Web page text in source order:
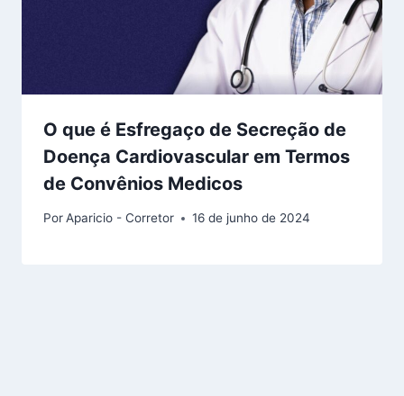
O que é Esfregaço de Secreção de
Doença Cardiovascular em Termos
de Convênios Medicos
PorAparicio - Corretor 16 de junho de 2024